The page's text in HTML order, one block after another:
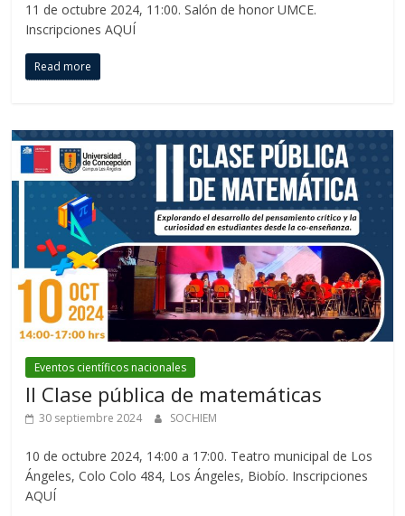
11 de octubre 2024, 11:00. Salón de honor UMCE.
Inscripciones AQUÍ
Read more
Eventos científicos nacionales
II Clase pública de matemáticas
30 septiembre 2024 SOCHIEM
10 de octubre 2024, 14:00 a 17:00. Teatro municipal de Los
Ángeles, Colo Colo 484, Los Ángeles, Biobío. Inscripciones
AQUÍ